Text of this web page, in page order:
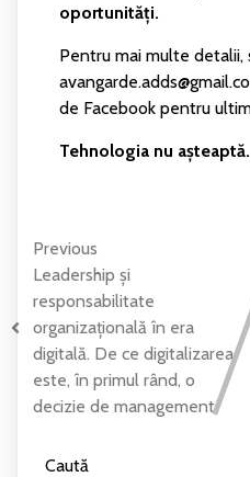
oportunități.
Pentru mai multe detalii,
de Facebook pentru
Tehnologia nu
Previous
Leadership și
responsabilitate
organizațională în era
digitală. De ce digitalizarea
este, în primul rând, o
decizie de management
Caută